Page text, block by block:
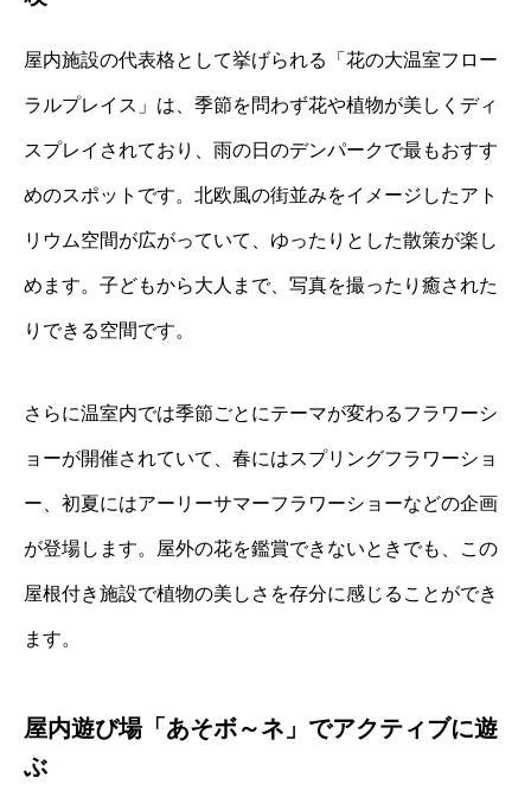
屋内施設の代表格として挙げられる「花の大温室フロー
ラルプレイス」は、季節を問わず花や植物が美しくディ
スプレイされており、雨の日のデンパークで最もおすす
めのスポットです。北欧風の街並みをイメージしたアト
リウム空間が広がっていて、ゆったりとした散策が楽し
めます。子どもから大人まで、写真を撮ったり癒された
りできる空間です。
さらに温室内では季節ごとにテーマが変わるフラワーシ
ョーが開催されていて、春にはスプリングフラワーショ
ー、初夏にはアーリーサマーフラワーショーなどの企画
が登場します。屋外の花を鑑賞できないときでも、この
屋根付き施設で植物の美しさを存分に感じることができ
ます。
屋内遊び場「あそボ～ネ」でアクティブに遊
ぶ